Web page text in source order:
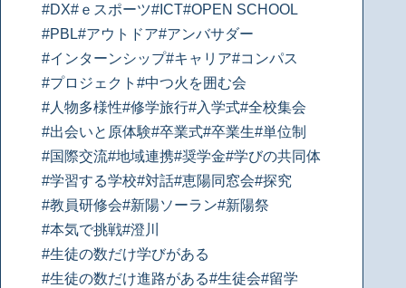
#DX#ｅスポーツ#ICT#OPEN SCHOOL
#PBL#アウトドア#アンバサダー
#インターンシップ#キャリア#コンパス
#プロジェクト #中つ火を囲む会
#人物多様性#修学旅行#入学式#全校集会
#出会いと原体験#卒業式#卒業生#単位制
#国際交流#地域連携#奨学金#学びの共同体
#学習する学校#対話#恵陽同窓会#探究
#教員研修会#新陽ソーラン#新陽祭
#本気で挑戦#澄川
#生徒の数だけ学びがある
#生徒の数だけ進路がある#生徒会#留学